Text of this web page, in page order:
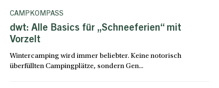
CAMPKOMPASS
dwt: Alle Basics für „Schneeferien“ mit
Vorzelt
Wintercamping wird immer beliebter. Keine notorisch
überfüllten Campingplätze, sondern Gen...